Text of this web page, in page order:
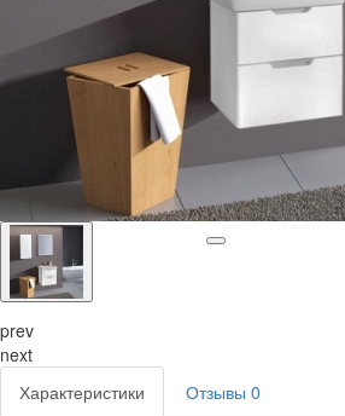
prev
next
Характеристики Отзывы 0